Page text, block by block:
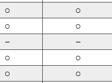
○ ○
○ ○
－ －
○ ○
○ ○